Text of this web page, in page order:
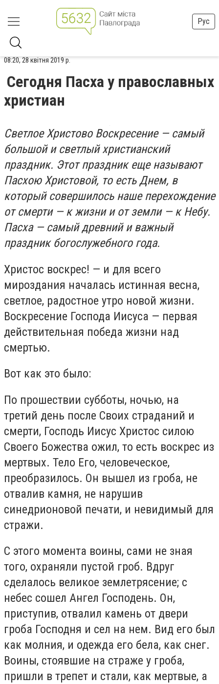
Рус
08:20, 28 квітня 2019 р.
Сегодня Пасха у православных
христиан
Светлое Христово Воскресение — самый
большой и светлый христианский
праздник. Этот праздник еще называют
Пасхою Христовой, то есть Днем, в
который совершилось наше перехождение
от смерти — к жизни и от земли — к Небу.
Пасха — самый древний и важный
праздник богослужебного года.
Христос воскрес! — и для всего
мироздания началась истинная весна,
светлое, радостное утро новой жизни.
Воскресение Господа Иисуса — первая
действительная победа жизни над
смертью.
Вот как это было:
По прошествии субботы, ночью, на
третий день после Своих страданий и
смерти, Господь Иисус Христос силою
Своего Божества ожил, то есть воскрес из
мертвых. Тело Его, человеческое,
преобразилось. Он вышел из гроба, не
отвалив камня, не нарушив
синедрионовой печати, и невидимый для
стражи.
С этого момента воины, сами не зная
того, охраняли пустой гроб. Вдруг
сделалось великое землетрясение; с
небес сошел Ангел Господень. Он,
приступив, отвалил камень от двери
гроба Господня и сел на нем. Вид его был
как молния, и одежда его бела, как снег.
Воины, стоявшие на страже у гроба,
пришли в трепет и стали, как мертвые, а